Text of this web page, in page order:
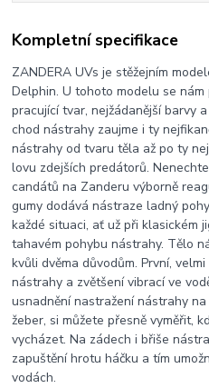
Kompletní specifikace
ZANDERA UVs je stěžejním
Delphin. U tohoto modelu se
pracující tvar, nejžádanější barvy
chod nástrahy zaujme i ty
nástrahy od tvaru těla až po ty
lovu zdejších predátorů.
candátů na Zanderu výborně
gumy dodává nástraze ladný
každé situaci, ať už při klasickém
tahavém pohybu nástrahy. Tělo
kvůli dvěma důvodům. První,
nástrahy a zvětšení vibrací ve
usnadnění nastražení nástrahy
žeber, si můžete přesně vyměřit,
vycházet. Na zádech i břiše
zapuštění hrotu háčku a tím
vodách.